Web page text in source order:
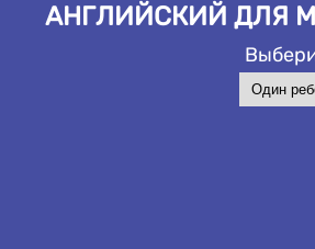
АНГЛИЙСКИЙ ДЛЯ